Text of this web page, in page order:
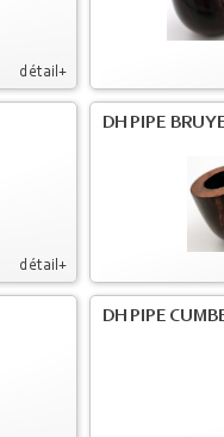
détail+
détail+
DH PIPE
DH PIPE